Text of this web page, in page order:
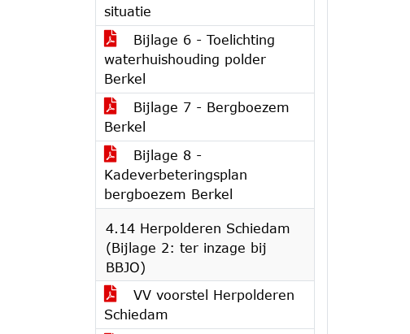
situatie
Bijlage 6 - Toelichting
waterhuishouding polder
Berkel
Bijlage 7 - Bergboezem
Berkel
Bijlage 8 -
Kadeverbeteringsplan
bergboezem Berkel
4.14 Herpolderen Schiedam
(Bijlage 2: ter inzage bij
BBJO)
VV voorstel Herpolderen
Schiedam